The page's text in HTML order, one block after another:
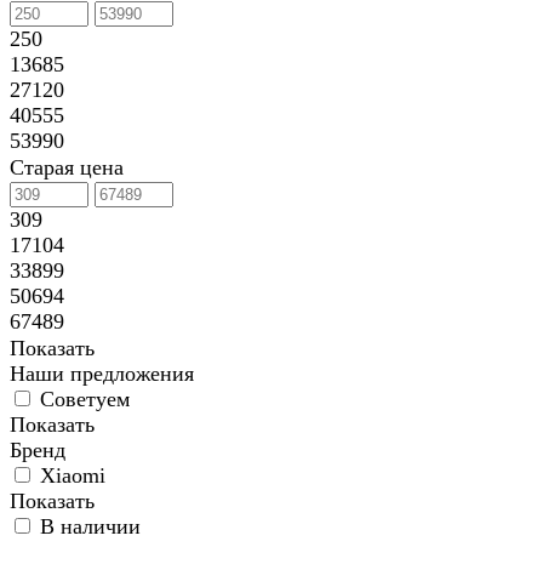
250
13685
27120
40555
53990
Старая цена
309
17104
33899
50694
67489
Показать
Наши предложения
Советуем
Показать
Бренд
Xiaomi
Показать
В наличии